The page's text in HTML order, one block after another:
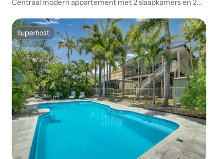
Centraal modern appartement met 2 slaapkamers en 2
Superhost
Superhost